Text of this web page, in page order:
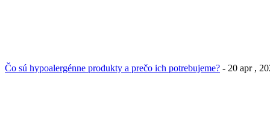
Čo sú hypoalergénne produkty a prečo ich potrebujeme? - 20 apr ,